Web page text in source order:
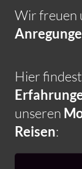
Wir freuen
Hier findest
unseren
Reisen: